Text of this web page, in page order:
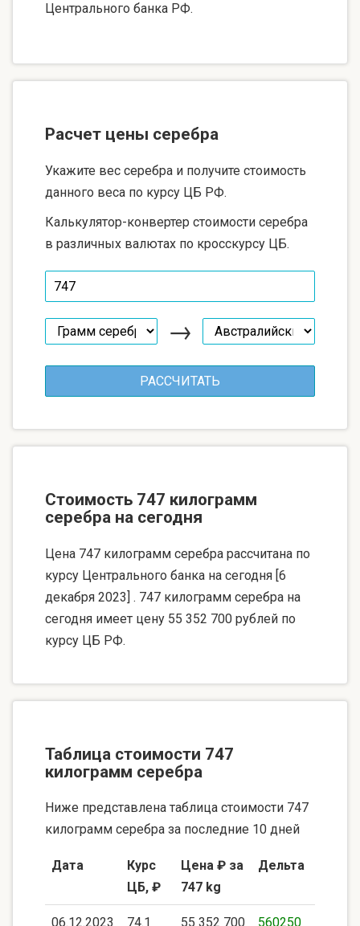
Центрального банка РФ.
Расчет цены серебра
Укажите вес серебра и получите стоимость
данного веса по курсу ЦБ РФ.
Калькулятор-конвертер стоимости серебра
в различных валютах по кросскурсу ЦБ.
→
Стоимость 747 килограмм
серебра на сегодня
Цена 747 килограмм серебра рассчитана по
курсу Центрального банка на сегодня [6
декабря 2023] . 747 килограмм серебра на
сегодня имеет цену 55 352 700 рублей по
курсу ЦБ РФ.
Таблица стоимости 747
килограмм серебра
Ниже представлена таблица стоимости 747
килограмм серебра за последние 10 дней
Дата
Курс
ЦБ, ₽
Цена ₽ за
747 kg
Дельта
06.12.2023 74.1 55 352 700 560250